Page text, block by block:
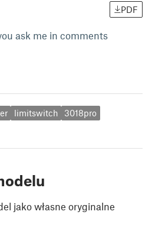
PDF
ask me in comments
limitswitch 3018pro
jako własne oryginalne